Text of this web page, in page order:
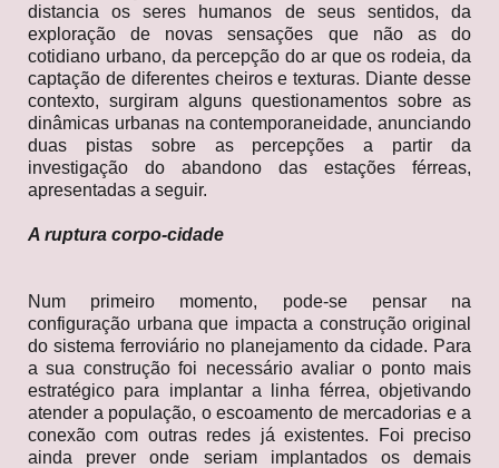
distancia os seres humanos de seus sentidos, da
exploração de novas sensações que não as do
cotidiano urbano, da percepção do ar que os rodeia, da
captação de diferentes cheiros e texturas. Diante desse
contexto, surgiram alguns questionamentos sobre as
dinâmicas urbanas na contemporaneidade, anunciando
duas pistas sobre as percepções a partir da
investigação do abandono das estações férreas,
apresentadas a seguir.
A ruptura corpo-cidade
Num primeiro momento, pode-se pensar na
configuração urbana que impacta a construção original
do sistema ferroviário no planejamento da cidade. Para
a sua construção foi necessário avaliar o ponto mais
estratégico para implantar a linha férrea, objetivando
atender a população, o escoamento de mercadorias e a
conexão com outras redes já existentes. Foi preciso
ainda prever onde seriam implantados os demais